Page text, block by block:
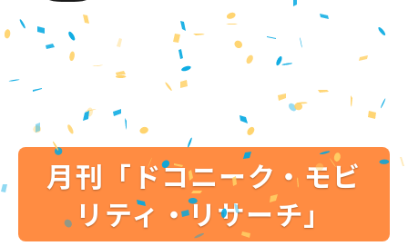
月刊「ドコニーク・モビ
リティ・リサーチ」